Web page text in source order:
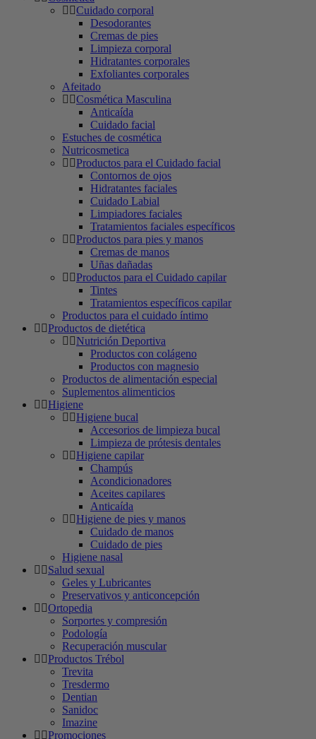
Cuidado corporal
Desodorantes
Cremas de pies
Limpieza corporal
Hidratantes corporales
Exfoliantes corporales
Afeitado
Cosmética Masculina
Anticaída
Cuidado facial
Estuches de cosmética
Nutricosmetica
Productos para el Cuidado facial
Contornos de ojos
Hidratantes faciales
Cuidado Labial
Limpiadores faciales
Tratamientos faciales específicos
Productos para pies y manos
Cremas de manos
Uñas dañadas
Productos para el Cuidado capilar
Tintes
Tratamientos específicos capilar
Productos para el cuidado íntimo
Productos de dietética
Nutrición Deportiva
Productos con colágeno
Productos con magnesio
Productos de alimentación especial
Suplementos alimenticios
Higiene
Higiene bucal
Accesorios de limpieza bucal
Limpieza de prótesis dentales
Higiene capilar
Champús
Acondicionadores
Aceites capilares
Anticaída
Higiene de pies y manos
Cuidado de manos
Cuidado de pies
Higiene nasal
Salud sexual
Geles y Lubricantes
Preservativos y anticoncepción
Ortopedia
Sorportes y compresión
Podología
Recuperación muscular
Productos Trébol
Trevita
Tresdermo
Dentian
Sanidoc
Imazine
Promociones